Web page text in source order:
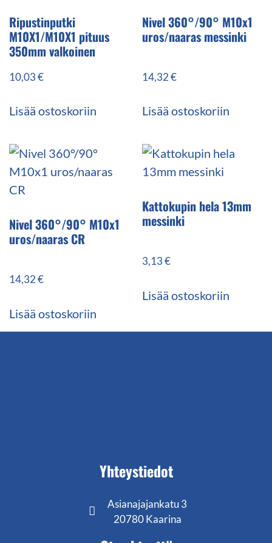
Ripustinputki
M10X1/M10X1 pituus
350mm valkoinen
10,03€
Lisää ostoskoriin
Nivel 360°/90° M10x1
uros/naaras messinki
14,32€
Lisää ostoskoriin
Nivel 360°/90° M10x1
uros/naaras CR
14,32€
Lisää ostoskoriin
Kattokupin hela 13mm
messinki
3,13€
Lisää ostoskoriin
Yhteystiedot
Asianajajankatu 3
20780 Kaarina